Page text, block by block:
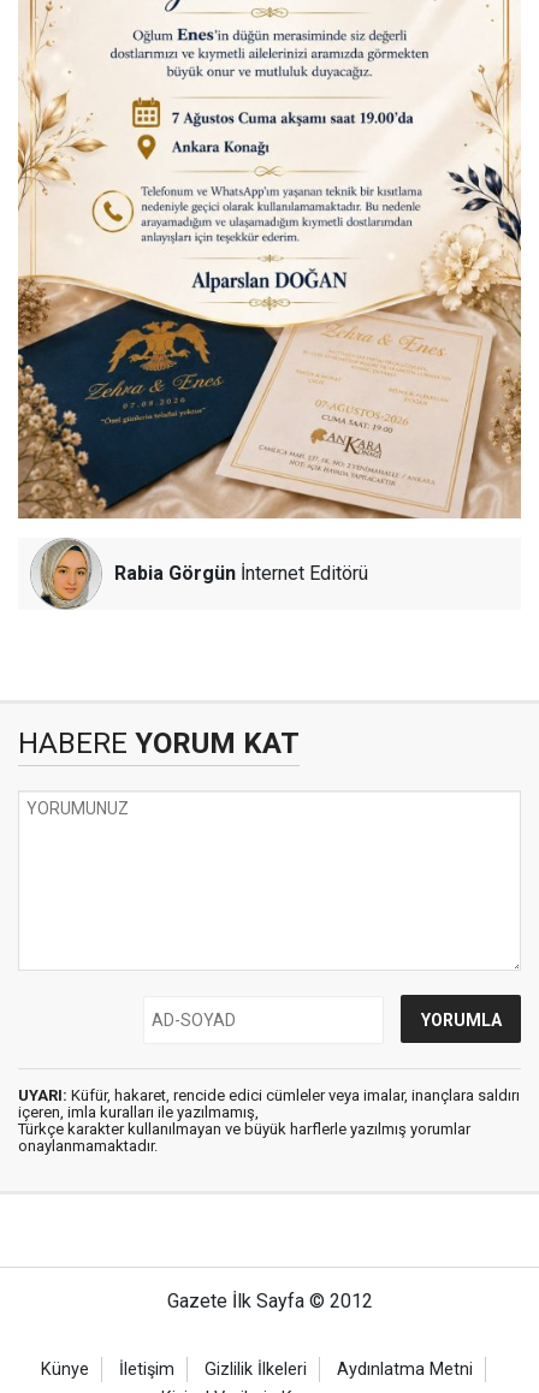
Rabia Görgün İnternet Editörü
HABERE YORUM KAT
UYARI: Küfür, hakaret, rencide edici cümleler veya imalar, inançlara saldırı
içeren, imla kuralları ile yazılmamış,
Türkçe karakter kullanılmayan ve büyük harflerle yazılmış yorumlar
onaylanmamaktadır.
Gazete İlk Sayfa © 2012
Künye İletişim Gizlilik İlkeleri
Aydınlatma Metni